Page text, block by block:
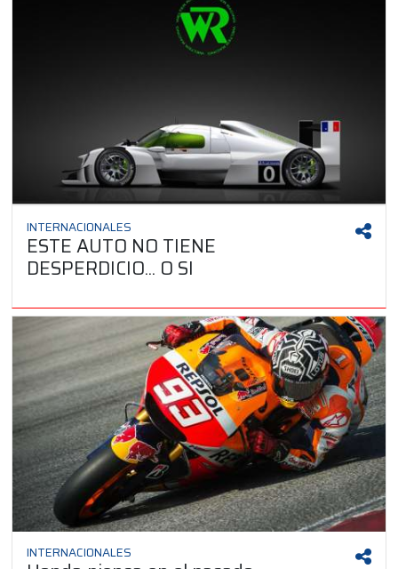
INTERNACIONALES
ESTE AUTO NO TIENE
DESPERDICIO... O SI
INTERNACIONALES